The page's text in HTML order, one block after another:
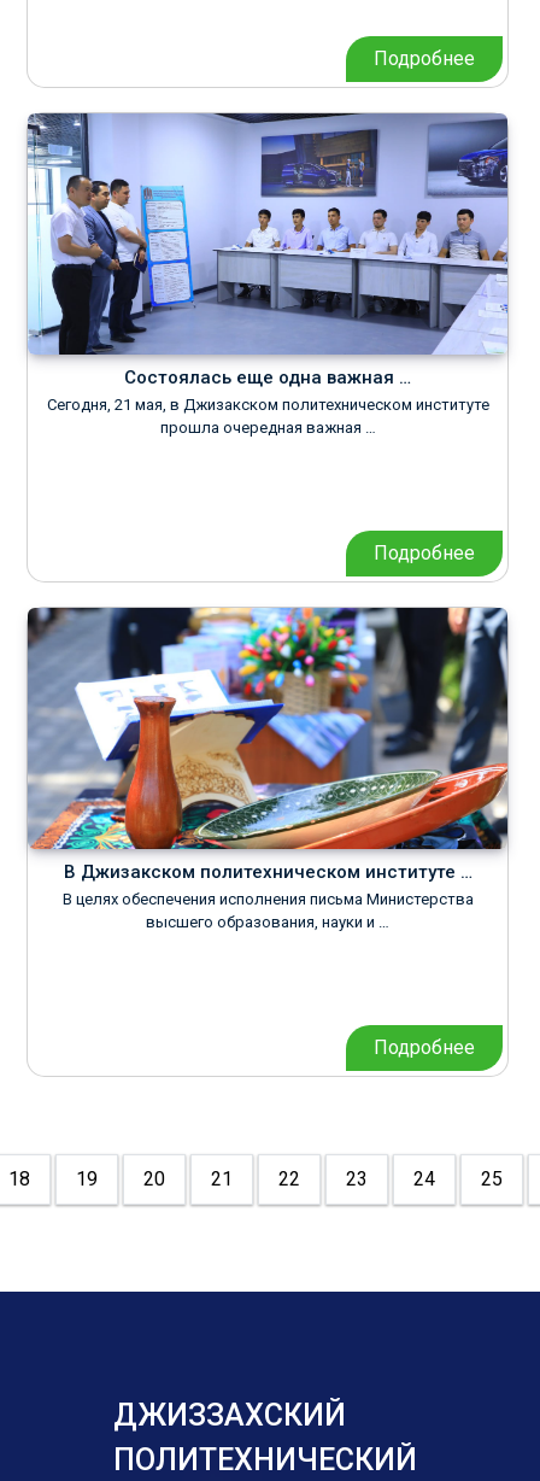
Подробнее
Состоялась еще одна важная …
Сегодня, 21 мая, в Джизакском политехническом институте
прошла очередная важная …
Подробнее
В Джизакском политехническом институте …
В целях обеспечения исполнения письма Министерства
высшего образования, науки и …
Подробнее
18 19 20 21 22 23 24 25
ДЖИЗЗАХСКИЙ
ПОЛИТЕХНИЧЕСКИЙ